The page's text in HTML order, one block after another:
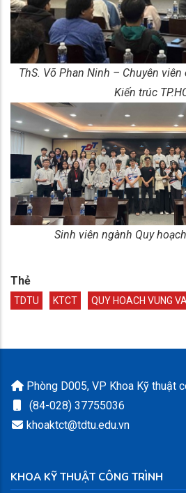
ThS. Võ Phan Ninh – Chuyên
Kiến trúc
Sinh viên ngành Quy
Thẻ
TDTU KTCT QUY HOACH VUNG
Phòng D005, VP Khoa Kỹ thuật
(84-028) 37755036
khoaktct@tdtu.edu.vn
KHOA KỸ THUẬT CÔNG TRÌNH